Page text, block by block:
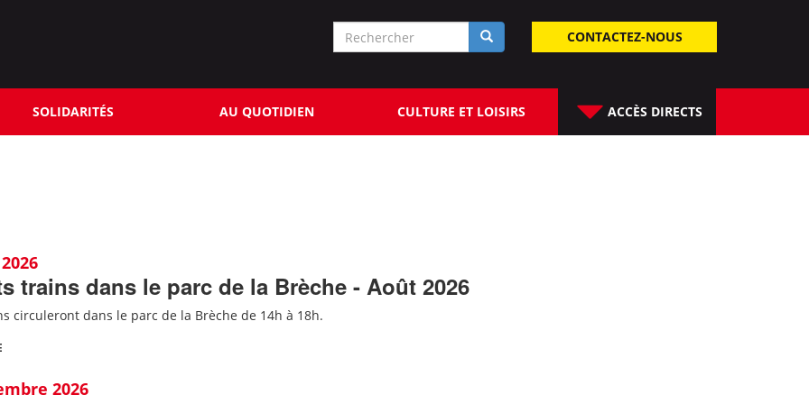
CONTACTEZ-NOUS
Formulaire
recherche
SOLIDARITÉS AU QUOTIDIEN CULTURE ET LOISIRS ACCÈS DIRECTS
trains dans le parc de la Brèche - Août 2026
circuleront dans le parc de la Brèche de 14h à 18h.
2026